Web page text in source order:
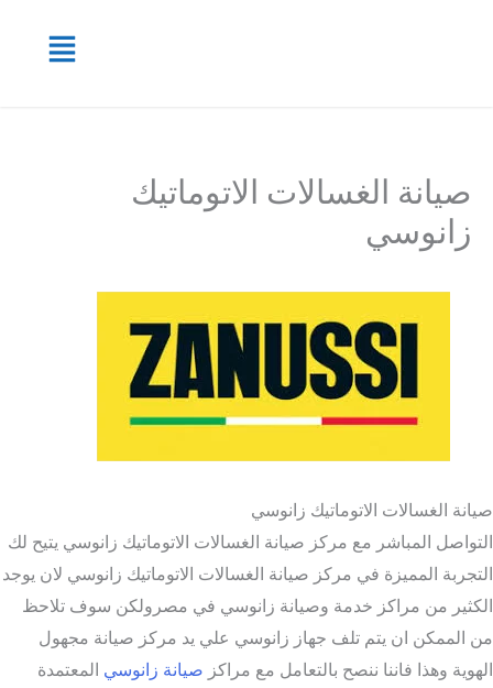
القائمة
صيانة الغسالات الاتوماتيك
زانوسي
صيانة الغسالات الاتوماتيك زانوسي
التواصل المباشر مع مركز صيانة الغسالات الاتوماتيك زانوسي يتيح لك
التجربة المميزة في مركز صيانة الغسالات الاتوماتيك زانوسي لان يوجد
الكثير من مراكز خدمة وصيانة زانوسي في مصرولكن سوف تلاحظ
من الممكن ان يتم تلف جهاز زانوسي علي يد مركز صيانة مجهول
الهوية وهذا فاننا ننصح بالتعامل مع مراكزصيانة زانوسي المعتمدة